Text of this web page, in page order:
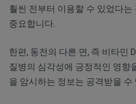
훨씬 전부터 이용할 수 있었다는
중요합니다.
한편, 동전의 다른 면, 즉 비타민
질병의 심각성에 긍정적인 영향
을 암시하는 정보는 공격받을 수